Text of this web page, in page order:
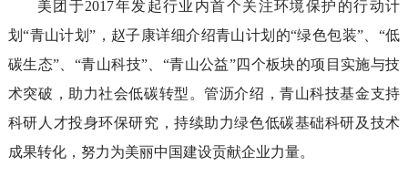
美团于2017年发起行业内首个关注环境保护的行动计
划“青山计划”， 赵子康详细介绍青山计划 的“绿色包装”、 “低
碳生态” “青山科技”、 “青山公益”四个板块的项目 实施与技
术突破 ， 助力社会低碳转型。管沥介绍，青山科技基金支持
科研 人才投身环保研究，持续助力绿色低碳基础科研及技术
成果转化， 努力为美丽中国建设贡献企业力量。